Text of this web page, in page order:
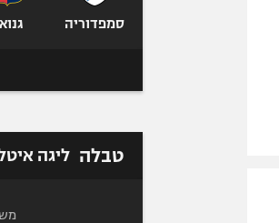
סמפדוריה
טבלה ליגה